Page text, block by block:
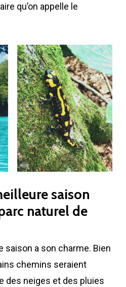
qu’on appelle le
saison
naturel de
saison a son charme. Bien
chemins seraient
des neiges et des pluies